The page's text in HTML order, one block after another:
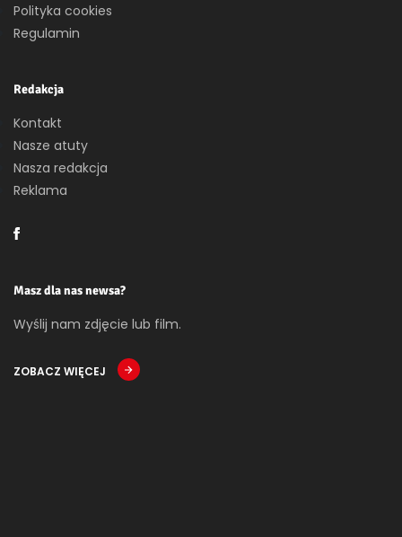
Polityka cookies
Regulamin
Redakcja
Kontakt
Nasze atuty
Nasza redakcja
Reklama
Masz dla nas newsa?
Wyślij nam zdjęcie lub film.
ZOBACZ WIĘCEJ